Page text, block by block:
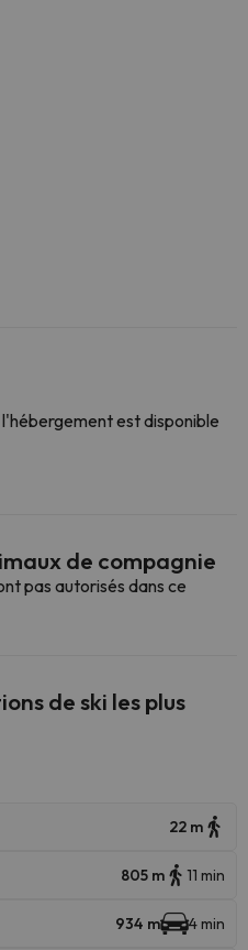
est disponible
de compagnie
pas autorisés dans ce
de ski les plus
22 m
805 m 11 min
934 m 4 min